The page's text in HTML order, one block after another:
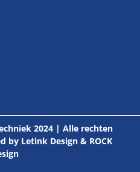
2024 | Alle rechten
by Letink Design& ROCK